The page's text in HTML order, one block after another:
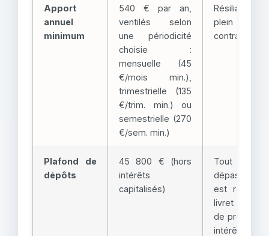
Apport
annuel
minimum
540 € par an,
ventilés selon
une périodicité
choisie :
mensuelle (45
€/mois min.),
trimestrielle (135
€/trim. min.) ou
semestrielle (270
€/sem. min.)
Résiliation
plein droit
contrat
Plafond de
dépôts
45 800 € (hors
intérêts
capitalisés)
Tout
est refusé
livret
de produire
intérêts